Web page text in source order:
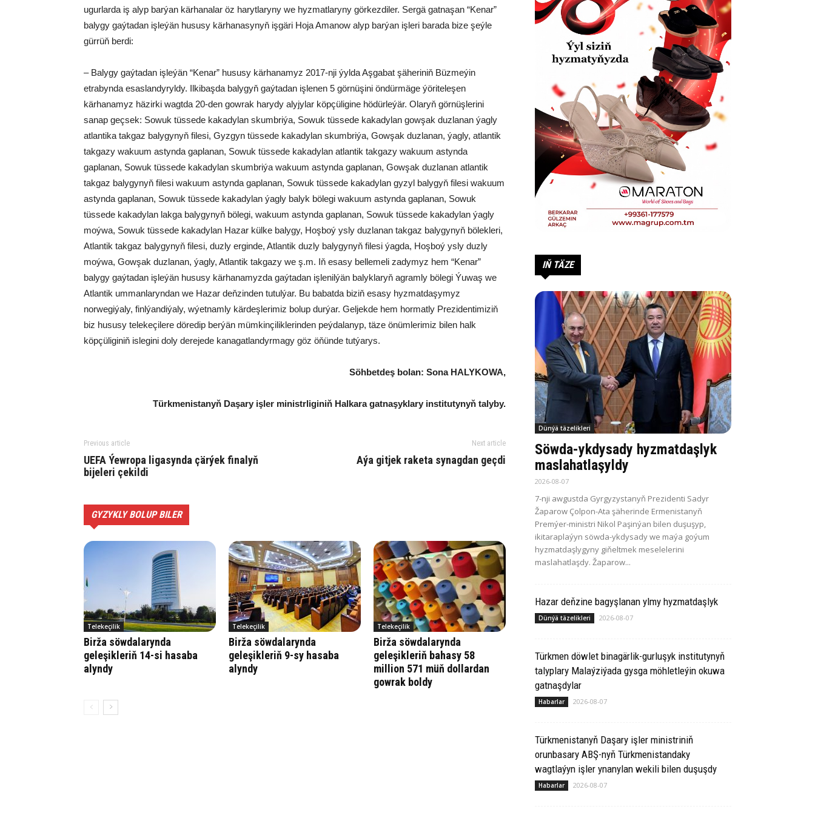
ugurlarda iş alyp barýan kärhanalar öz harytlaryny we hyzmatlaryny görkezdiler. Sergä gatnaşan “Kenar”
balygy gaýtadan işleýän hususy kärhanasynyň işgäri Hoja Amanow alyp barýan işleri barada bize şeýle
gürrüň berdi:
– Balygy gaýtadan işleýän “Kenar” hususy kärhanamyz 2017-nji ýylda Aşgabat şäheriniň Büzmeýin
etrabynda esaslandyryldy. Ilkibaşda balygyň gaýtadan işlenen 5 görnüşini öndürmäge ýöriteleşen
kärhanamyz häzirki wagtda 20-den gowrak harydy alyjylar köpçüligine hödürleýär. Olaryň görnüşlerini
sanap geçsek: Sowuk tüssede kakadylan skumbriýa, Sowuk tüssede kakadylan gowşak duzlanan ýagly
atlantika takgaz balygynyň filesi, Gyzgyn tüssede kakadylan skumbriýa, Gowşak duzlanan, ýagly, atlantik
takgazy wakuum astynda gaplanan, Sowuk tüssede kakadylan atlantik takgazy wakuum astynda
gaplanan, Sowuk tüssede kakadylan skumbriýa wakuum astynda gaplanan, Gowşak duzlanan atlantik
takgaz balygynyň filesi wakuum astynda gaplanan, Sowuk tüssede kakadylan gyzyl balygyň filesi wakuum
astynda gaplanan, Sowuk tüssede kakadylan ýagly balyk bölegi wakuum astynda gaplanan, Sowuk
tüssede kakadylan lakga balygynyň bölegi, wakuum astynda gaplanan, Sowuk tüssede kakadylan ýagly
moýwa, Sowuk tüssede kakadylan Hazar külke balygy, Hoşboý ysly duzlanan takgaz balygynyň bölekleri,
Atlantik takgaz balygynyň filesi, duzly erginde, Atlantik duzly balygynyň filesi ýagda, Hoşboý ysly duzly
moýwa, Gowşak duzlanan, ýagly, Atlantik takgazy we ş.m. Iň esasy bellemeli zadymyz hem “Kenar”
balygy gaýtadan işleýän hususy kärhanamyzda gaýtadan işlenilýän balyklaryň agramly bölegi Ýuwaş we
Atlantik ummanlaryndan we Hazar deňzinden tutulýar. Bu babatda biziň esasy hyzmatdaşymyz
norwegiýaly, finlýandiýaly, wýetnamly kärdeşlerimiz bolup durýar. Geljekde hem hormatly Prezidentimiziň
biz hususy telekeçilere döredip berýän mümkinçiliklerinden peýdalanyp, täze önümlerimiz bilen halk
köpçüliginiň islegini doly derejede kanagatlandyrmagy göz öňünde tutýarys.
Söhbetdeş bolan: Sona HALYKOWA,
Türkmenistanyň Daşary işler ministrliginiň Halkara gatnaşyklary institutynyň talyby.
Previous article
UEFA Ýewropa ligasynda çärýek finalyň
bijeleri çekildi
Next article
Aýa gitjek raketa synagdan geçdi
GYZYKLY BOLUP BILER
Telekeçilik
Birža söwdalarynda
geleşikleriň 14-si hasaba
alyndy
Telekeçilik
Birža söwdalarynda
geleşikleriň 9-sy hasaba
alyndy
Telekeçilik
Birža söwdalarynda
geleşikleriň bahasy 58
million 571 müň dollardan
gowrak boldy
IŇ TÄZE
Dünýä täzelikleri
Söwda-ykdysady hyzmatdaşlyk
maslahatlaşyldy
2026-08-07
7-nji awgustda Gyrgyzystanyň Prezidenti Sadyr
Žaparow Çolpon-Ata şäherinde Ermenistanyň
Premýer-ministri Nikol Paşinýan bilen duşuşyp,
ikitaraplaýyn söwda-ykdysady we maýa goýum
hyzmatdaşlygyny giňeltmek meselelerini
maslahatlaşdy. Žaparow...
Hazar deňzine bagyşlanan ylmy hyzmatdaşlyk
Dünýä täzelikleri 2026-08-07
Türkmen döwlet binagärlik-gurluşyk institutynyň
talyplary Malaýziýada gysga möhletleýin okuwa
gatnaşdylar
Habarlar 2026-08-07
Türkmenistanyň Daşary işler ministriniň
orunbasary ABŞ-nyň Türkmenistandaky
wagtlaýyn işler ynanylan wekili bilen duşuşdy
Habarlar 2026-08-07